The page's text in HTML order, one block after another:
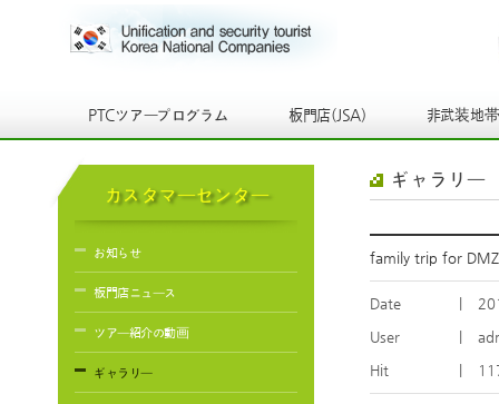
PTCツアープログラム 板門店(JSA) 非武装地帯
カスタマーセンター
お知らせ
板門店ニュース
ツアー紹介の動画
ギャラリー
ギャラリー
family trip for DMZ
Date
User
Hit